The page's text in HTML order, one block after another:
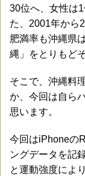
30位へ、女性は
た、2001年から
肥満率も沖縄県
縄」をとりもど
そこで、沖縄料
か、今回は自ら
思います。
今回はiPhoneの
ングデータを記
と運動強度によ